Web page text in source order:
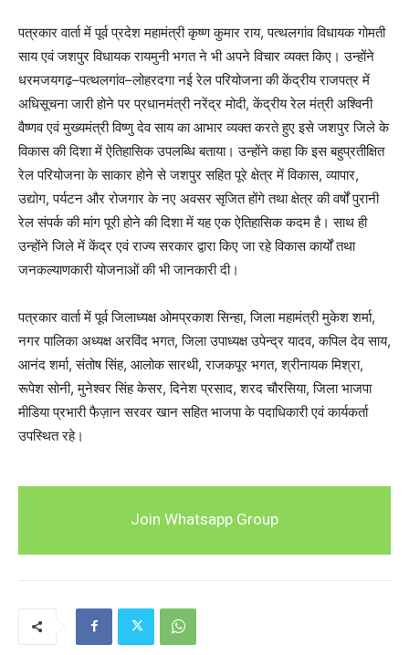
पत्रकार वार्ता में पूर्व प्रदेश महामंत्री कृष्ण कुमार राय, पत्थलगांव विधायक गोमती
साय एवं जशपुर विधायक रायमुनी भगत ने भी अपने विचार व्यक्त किए। उन्होंने
धरमजयगढ़–पत्थलगांव–लोहरदगा नई रेल परियोजना की केंद्रीय राजपत्र में
अधिसूचना जारी होने पर प्रधानमंत्री नरेंद्र मोदी, केंद्रीय रेल मंत्री अश्विनी
वैष्णव एवं मुख्यमंत्री विष्णु देव साय का आभार व्यक्त करते हुए इसे जशपुर जिले के
विकास की दिशा में ऐतिहासिक उपलब्धि बताया। उन्होंने कहा कि इस बहुप्रतीक्षित
रेल परियोजना के साकार होने से जशपुर सहित पूरे क्षेत्र में विकास, व्यापार,
उद्योग, पर्यटन और रोजगार के नए अवसर सृजित होंगे तथा क्षेत्र की वर्षों पुरानी
रेल संपर्क की मांग पूरी होने की दिशा में यह एक ऐतिहासिक कदम है। साथ ही
उन्होंने जिले में केंद्र एवं राज्य सरकार द्वारा किए जा रहे विकास कार्यों तथा
जनकल्याणकारी योजनाओं की भी जानकारी दी।
पत्रकार वार्ता में पूर्व जिलाध्यक्ष ओमप्रकाश सिन्हा, जिला महामंत्री मुकेश शर्मा,
नगर पालिका अध्यक्ष अरविंद भगत, जिला उपाध्यक्ष उपेन्द्र यादव, कपिल देव साय,
आनंद शर्मा, संतोष सिंह, आलोक सारथी, राजकपूर भगत, श्रीनायक मिश्रा,
रूपेश सोनी, मुनेश्वर सिंह केसर, दिनेश प्रसाद, शरद चौरसिया, जिला भाजपा
मीडिया प्रभारी फैज़ान सरवर खान सहित भाजपा के पदाधिकारी एवं कार्यकर्ता
उपस्थित रहे।
Join Whatsapp Group